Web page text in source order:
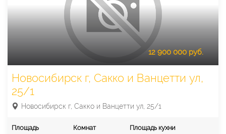
12 900 000 руб.
Новосибирск г, Сакко и Ванцетти ул,
25/1
Новосибирск г, Сакко и Ванцетти ул, 25/1
Площадь Комнат Площадь кухни